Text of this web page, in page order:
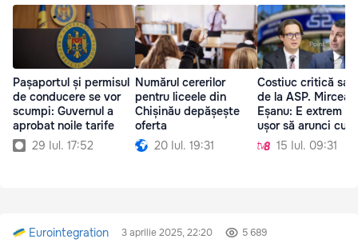
Pașaportul și permisul
de conducere se vor
scumpi: Guvernul a
aprobat noile tarife
29 Iul. 17:52
Numărul cererilor
pentru liceele din
Chișinău depășește
oferta
20 Iul. 19:31
Costiuc critică
de la ASP. Mircea
Eșanu: E extrem de
ușor să arunci cu
15 Iul. 09:31
Eurointegration 3 aprilie 2025, 22:20 5 689